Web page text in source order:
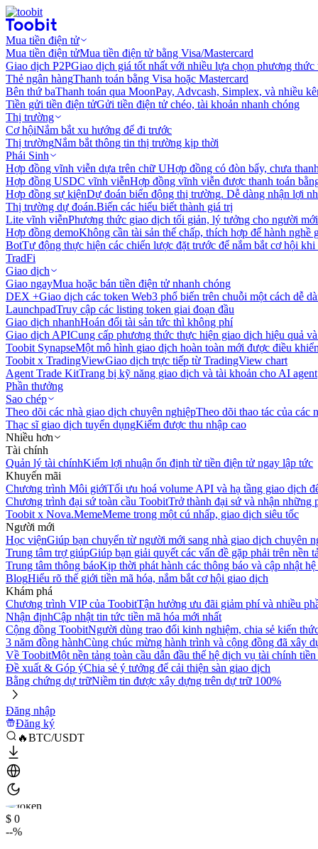
Mua tiền điện tử
Mua tiền điện tửMua tiền điện tử bằng Visa/Mastercard
Giao dịch P2PGiao dịch giá tốt nhất với nhiều lựa chọn phương thức
Thẻ ngân hàngThanh toán bằng Visa hoặc Mastercard
Bên thứ baThanh toán qua MoonPay, Advcash, Simplex, và nhiều
Tiền gửi tiền điện tửGửi tiền điện tử chéo, tài khoản nhanh chóng
Thị trường
Cơ hộiNắm bắt xu hướng để đi trước
Thị trườngNắm bắt thông tin thị trường kịp thời
Phái Sinh
Hợp đồng vĩnh viễn dựa trên chữ UHợp đồng có đòn bẩy, chưa
Hợp đồng USDC vĩnh viễnHợp đồng vĩnh viễn được thanh toán
Hợp đồng sự kiệnDự đoán biến động thị trường. Dễ dàng nhận lợi
Thị trường dự đoán.Biến các hiểu biết thành giá trị
Lite vĩnh viễnPhương thức giao dịch tối giản, lý tưởng cho người
Hợp đồng demoKhông cần tài sản thế chấp, thích hợp để hành nghề
BotTự động thực hiện các chiến lược đặt trước để nắm bắt cơ hội
TradFi
Giao dịch
Giao ngayMua hoặc bán tiền điện tử nhanh chóng
DEX +Giao dịch các token Web3 phổ biến trên chuỗi một cách dễ
LaunchpadTruy cập các listing token giai đoạn đầu
Giao dịch nhanhHoán đổi tài sản tức thì không phí
Giao dịch APICung cấp phương thức thực hiện giao dịch hiệu quả
Toobit SynapseMột mô hình giao dịch hoàn toàn mới được điều
Toobit x TradingViewGiao dịch trực tiếp từ TradingView chart
Agent Trade KitTrang bị kỹ năng giao dịch và tài khoản cho AI agent
Phần thưởng
Sao chép
Theo dõi các nhà giao dịch chuyên nghiệpTheo dõi thao tác của các
Thạc sĩ giao dịch tuyển dụngKiếm được thu nhập cao
Nhiều hơn
Tài chính
Quản lý tài chínhKiếm lợi nhuận ổn định từ tiền điện tử ngay lập tức
Khuyến mãi
Chương trình Môi giớiTối ưu hoá volume API và hạ tầng giao dịch
Chương trình đại sứ toàn cầu ToobitTrở thành đại sứ và nhận những
Toobit x Nova.MemeMeme trong một cú nhấp, giao dịch siêu tốc
Người mới
Học việnGiúp bạn chuyển từ người mới sang nhà giao dịch chuyên
Trung tâm trợ giúpGiúp bạn giải quyết các vấn đề gặp phải trên nền
Trung tâm thông báoKịp thời phát hành các thông báo và cập nhật
BlogHiểu rõ thế giới tiền mã hóa, nắm bắt cơ hội giao dịch
Khám phá
Chương trình VIP của ToobitTận hưởng ưu đãi giảm phí và nhiều
Nhận địnhCập nhật tin tức tiền mã hóa mới nhất
Cộng đồng ToobitNgười dùng trao đổi kinh nghiệm, chia sẻ kiến
3 năm đồng hànhCùng chúc mừng hành trình và cộng đồng đã xây
Về ToobitMột nền tảng toàn cầu dẫn đầu thế hệ dịch vụ tài chính
Đề xuất & Góp ýChia sẻ ý tưởng để cải thiện sàn giao dịch
Bằng chứng dự trữNiềm tin được xây dựng trên dự trữ 100%
Đăng nhập
Đăng ký
🔥BTC/USDT
$ 0
--%